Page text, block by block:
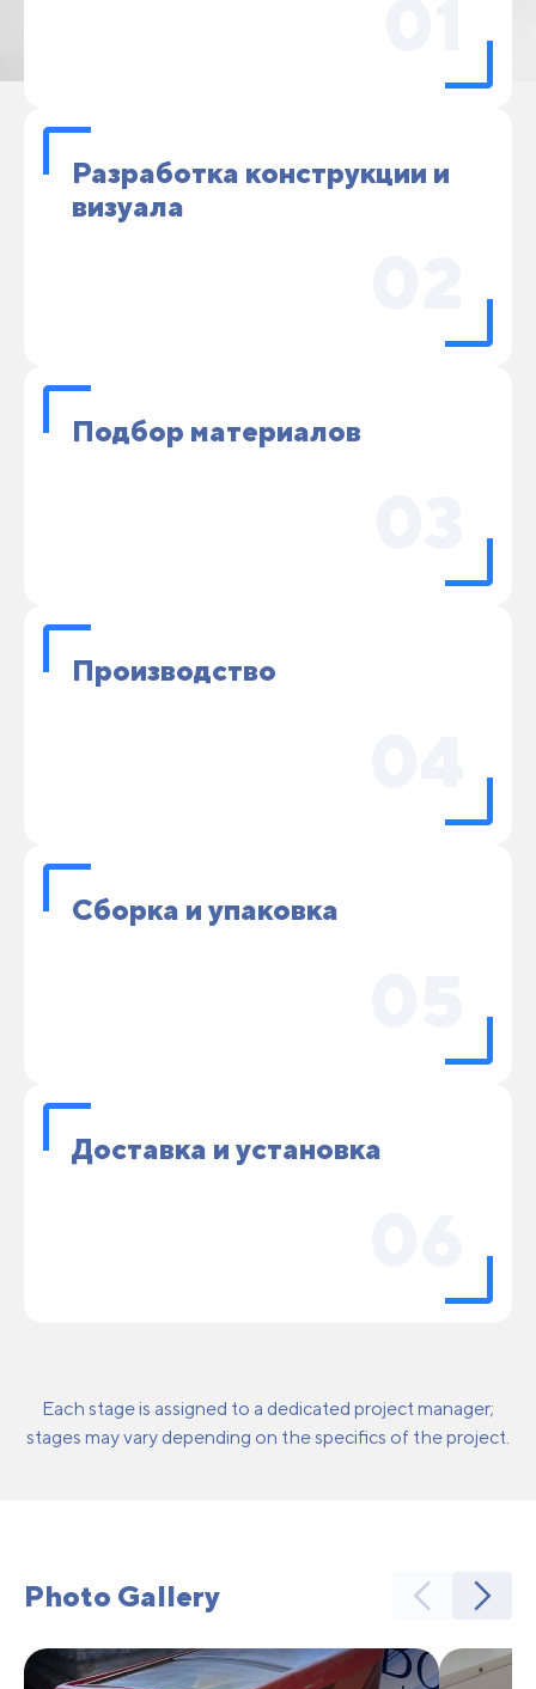
Разработка конструкции и
визуала
Подбор материалов
Производство
Сборка и упаковка
Доставка и установка
Each stage is assigned to a dedicated project manager;
stages may vary depending on the specifics of the project.
Photo Gallery